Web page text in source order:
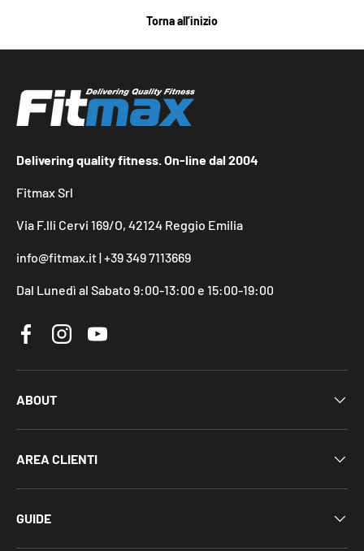
Torna all’inizio
Delivering quality fitness. On-line dal 2004
Fitmax Srl
Via F.lli Cervi 169/O, 42124 Reggio Emilia
info@fitmax.it | +39 349 7113669
Dal Lunedì al Sabato 9:00-13:00 e 15:00-19:00
FacebookInstagramYouTube
ABOUT
AREA CLIENTI
GUIDE